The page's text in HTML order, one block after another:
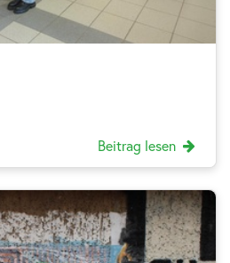
Beitrag lesen